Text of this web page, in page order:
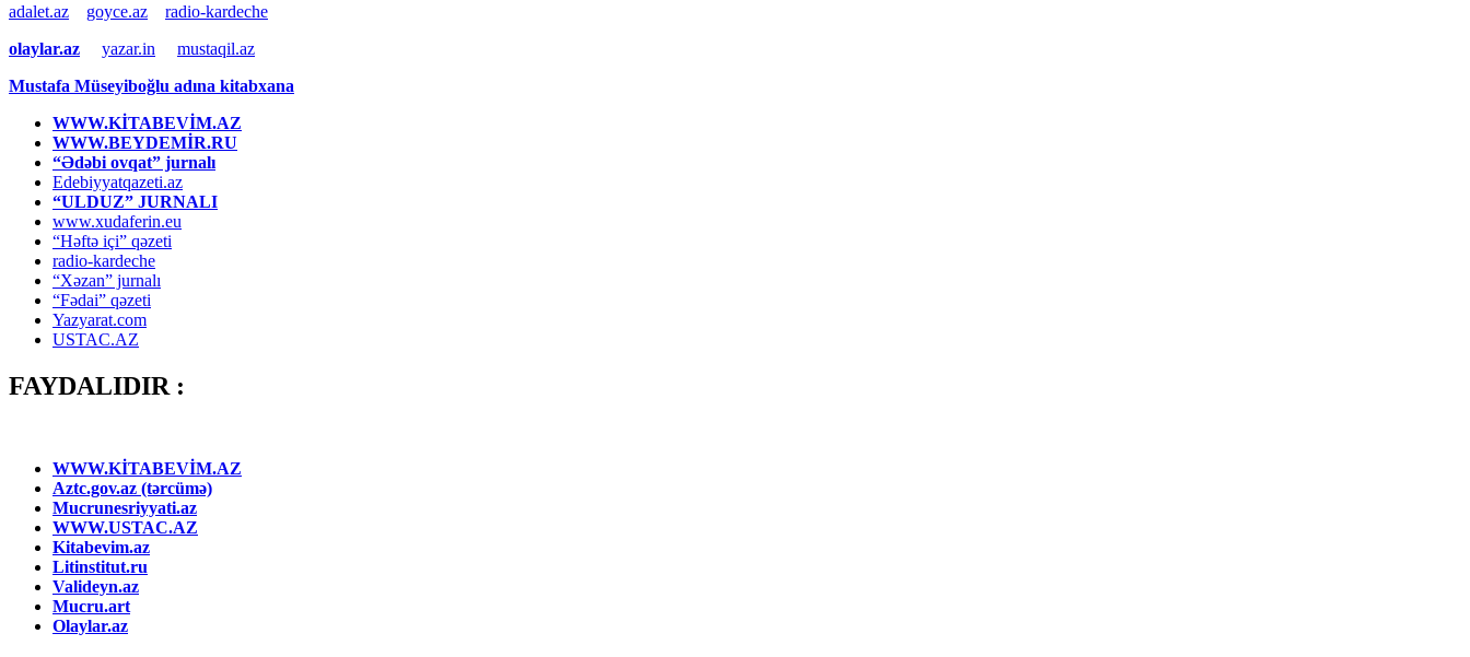
adalet.az
goyce.az
radio-kardeche
olaylar.az
yazar.in
mustaqil.az
Mustafa Müseyiboğlu adına kitabxana
WWW.KİTABEVİM.AZ
WWW.BEYDEMİR.RU
“Ədəbi ovqat” jurnalı
Edebiyyatqazeti.az
“ULDUZ” JURNALI
www.xudaferin.eu
“Həftə içi” qəzeti
radio-kardeche
“Xəzan” jurnalı
“Fədai” qəzeti
Yazyarat.com
USTAC.AZ
FAYDALIDIR :
WWW.KİTABEVİM.AZ
Aztc.gov.az (tərcümə)
Mucrunesriyyati.az
WWW.USTAC.AZ
Kitabevim.az
Litinstitut.ru
Valideyn.az
Mucru.art
Olaylar.az